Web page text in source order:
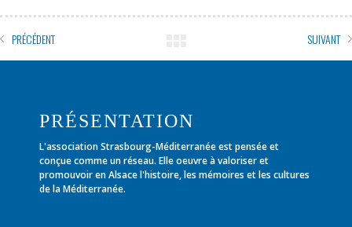
PRÉCÉDENT SUIVANT
PRÉSENTATION
L'association Strasbourg-Méditerranée est pensée et
conçue comme un réseau. Elle oeuvre à valoriser et
promouvoir en Alsace l'histoire, les mémoires et les cultures
de la Méditerranée.